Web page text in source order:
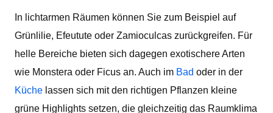
In lichtarmen Räumen können Sie zum Beispiel auf
Grünlilie, Efeutute oder Zamioculcas zurückgreifen. Für
helle Bereiche bieten sich dagegen exotischere Arten
wie Monstera oder Ficus an. Auch im Bad oder in der
Küche lassen sich mit den richtigen Pflanzen kleine
grüne Highlights setzen, die gleichzeitig das Raumklima